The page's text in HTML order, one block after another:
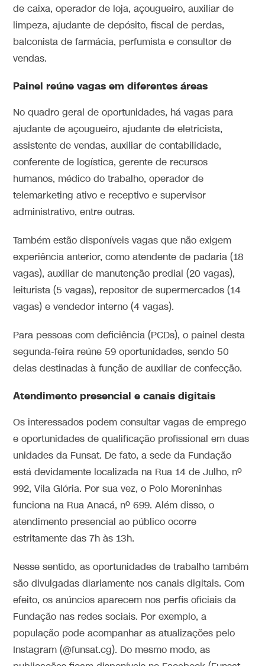
de caixa, operador de loja, açougueiro, auxiliar de
limpeza, ajudante de depósito, fiscal de perdas,
balconista de farmácia, perfumista e consultor de
vendas.
Painel reúne vagas em diferentes áreas
No quadro geral de oportunidades, há vagas para
ajudante de açougueiro, ajudante de eletricista,
assistente de vendas, auxiliar de contabilidade,
conferente de logística, gerente de recursos
humanos, médico do trabalho, operador de
telemarketing ativo e receptivo e supervisor
administrativo, entre outras.
Também estão disponíveis vagas que não exigem
experiência anterior, como atendente de padaria (18
vagas), auxiliar de manutenção predial (20 vagas),
leiturista (5 vagas), repositor de supermercados (14
vagas) e vendedor interno (4 vagas).
Para pessoas com deficiência (PCDs), o painel desta
segunda-feira reúne 59 oportunidades, sendo 50
delas destinadas à função de auxiliar de confecção.
Atendimento presencial e canais digitais
Os interessados podem consultar vagas de emprego
e oportunidades de qualificação profissional em duas
unidades da Funsat. De fato, a sede da Fundação
está devidamente localizada na Rua 14 de Julho, nº
992, Vila Glória. Por sua vez, o Polo Moreninhas
funciona na Rua Anacá, nº 699. Além disso, o
atendimento presencial ao público ocorre
estritamente das 7h às 13h.
Nesse sentido, as oportunidades de trabalho também
são divulgadas diariamente nos canais digitais. Com
efeito, os anúncios aparecem nos perfis oficiais da
Fundação nas redes sociais. Por exemplo, a
população pode acompanhar as atualizações pelo
Instagram (@funsat.cg). Do mesmo modo, as